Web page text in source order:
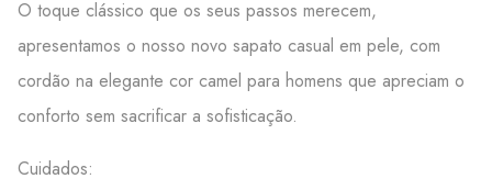
O toque clássico que os seus passos merecem,
apresentamos o nosso novo sapato casual em pele, com
cordão na elegante cor camel para homens que apreciam o
conforto sem sacrificar a sofisticação.
Cuidados: